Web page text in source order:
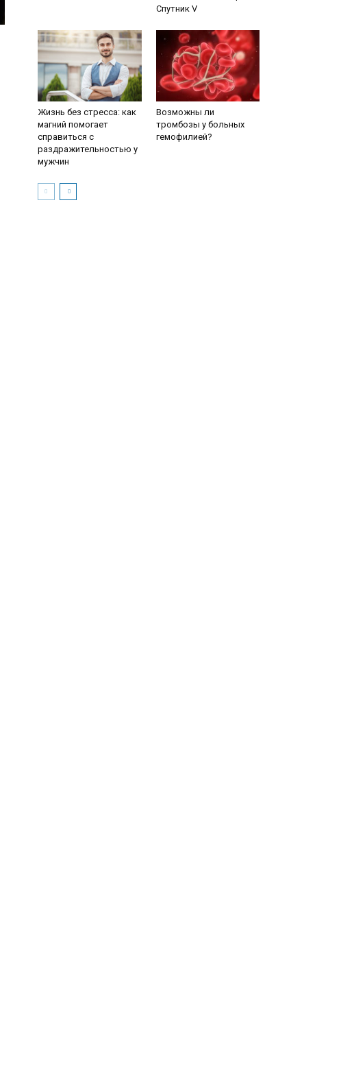
Спутник V
Жизнь без стресса: как
магний помогает
справиться с
раздражительностью у
мужчин
Возможны ли
тромбозы у больных
гемофилией?